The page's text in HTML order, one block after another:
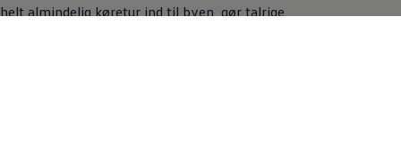
helt almindelig køretur ind til byen, gør talrige